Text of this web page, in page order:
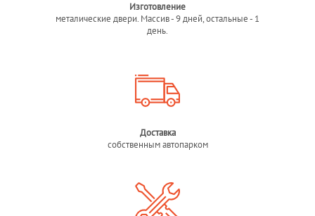
Изготовление
металические двери. Массив - 9 дней, остальные - 1
день.
Доставка
собственным автопарком